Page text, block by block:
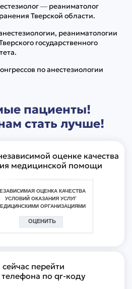
— реаниматолог
Тверской области.
реаниматологии
государственного
по анестезиологии
пациенты!
стать лучше!
оценке качества
медицинской помощи
перейти
по qr-коду